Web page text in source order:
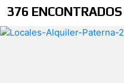
376 ENCONTRADOS